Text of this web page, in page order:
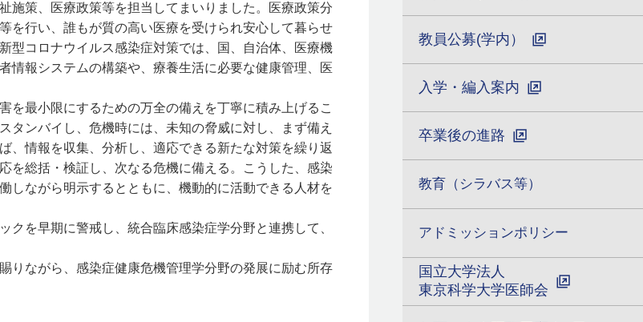
教員公募(学内）
入学・編入案内
卒業後の進路
教育（シラバス等）
アドミッションポリシー
国立大学法人
東京科学大学医師会
策、医療政策等を担当してまいりました。医療政策分
を行い、誰もが質の高い医療を受けられ安心して暮らせ
型コロナウイルス感染症対策では、国、自治体、医療機
情報システムの構築や、療養生活に必要な健康管理、医
最小限にするための万全の備えを丁寧に積み上げるこ
タンバイし、危機時には、未知の脅威に対し、まず備え
、情報を収集、分析し、適応できる新たな対策を繰り返
を総括・検証し、次なる危機に備える。こうした、感染
しながら明示するとともに、機動的に活動できる人材を
を早期に警戒し、統合臨床感染症学分野と連携して、
ながら、感染症健康危機管理学分野の発展に励む所存